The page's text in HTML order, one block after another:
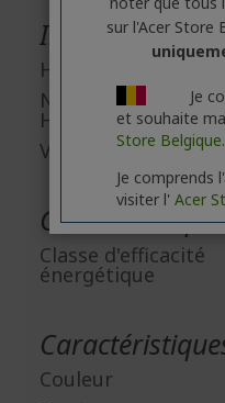
Interfaces/
HDMI
Nombre de ports
HDMI
VGA
Classe d'efficacité
énergétique
Couleur
sur l'Acer Store
Je
et souhaite
Store Belgique.
Je comprends
visiter l' Acer